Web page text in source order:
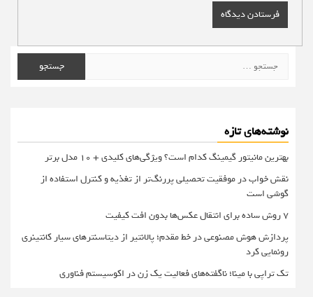
برای:
نوشته‌های تازه
بهترین مانیتور گیمینگ کدام است؟ ویژگی‌های کلیدی + 10 مدل برتر
نقش خواب در موفقیت تحصیلی پررنگ‌تر از تغذیه و کنترل استفاده از
گوشی است
۷ روش ساده برای انتقال عکس‌ها بدون افت کیفیت
پردازش هوش مصنوعی در خط مقدم؛ پالانتیر از دیتاسنترهای سیار کانتینری
رونمایی کرد
تک تراپی با مینا؛ ناگفته‌های فعالیت یک زن در اکوسیستم فناوری